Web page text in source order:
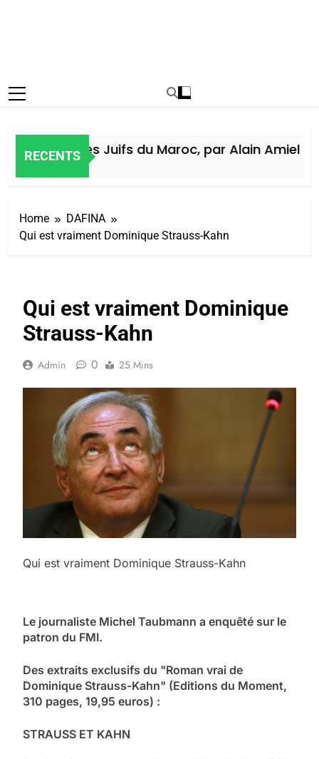
RECENTS
des Juifs du Maroc, par Alain Amiel
Home
DAFINA
Qui est vraiment Dominique Strauss-Kahn
Qui est vraiment Dominique
Strauss-Kahn
Admin 0 25 Mins
Qui est vraiment Dominique Strauss-Kahn
Le journaliste Michel Taubmann a enquêté sur le
patron du FMI.
Des extraits exclusifs du "Roman vrai de
Dominique Strauss-Kahn" (Editions du Moment,
310 pages, 19,95 euros) :
STRAUSS ET KAHN